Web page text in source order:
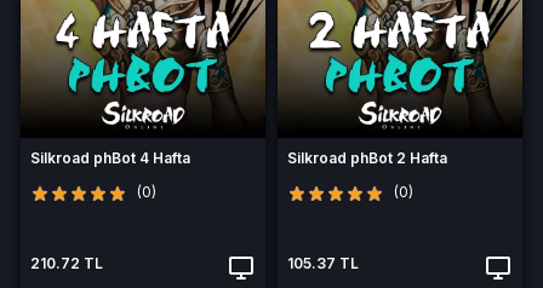
Silkroad phBot 4 Hafta
(0)
210.72 TL
Silkroad phBot 2 Hafta
(0)
105.37 TL